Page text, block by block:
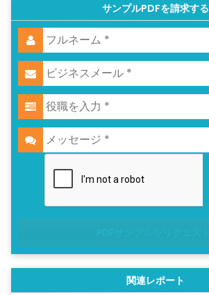
サンプルPDFを請求する
関連レポート